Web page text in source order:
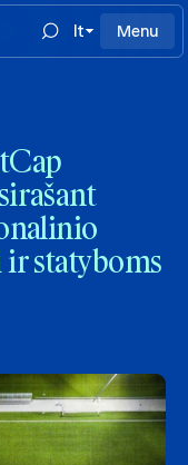
lt Menu
statyboms